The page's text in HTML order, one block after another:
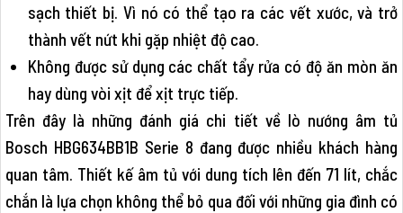
sạch thiết bị. Vì nó có thể tạo ra các vết xước, và trở
thành vết nứt khi gặp nhiệt độ cao.
Không được sử dụng các chất tẩy rửa có độ ăn mòn ăn
hay dùng vòi xịt để xịt trực tiếp.
Trên đây là những đánh giá chi tiết về lò nướng âm tủ
Bosch HBG634BB1B Serie 8 đang được nhiều khách hàng
quan tâm. Thiết kế âm tủ với dung tích lên đến 71 lít, chắc
chắn là lựa chọn không thể bỏ qua đối với những gia đình có